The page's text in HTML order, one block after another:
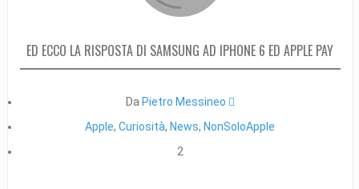
ED ECCO LA RISPOSTA DI SAMSUNG AD IPHONE 6 ED APPLE PAY
Da Pietro Messineo 
Apple,Curiosità, News, NonSoloApple
2